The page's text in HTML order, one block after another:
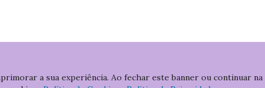
a sua experiência. Ao fechar este banner ou continuar na